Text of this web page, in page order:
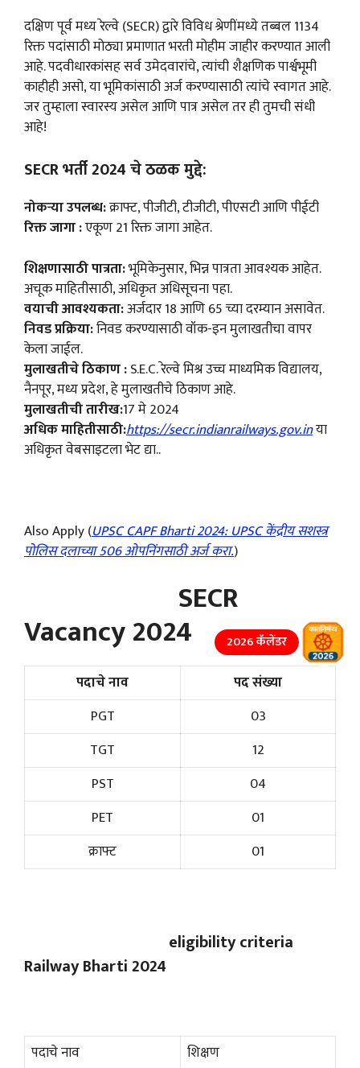
दक्षिण पूर्व मध्य रेल्वे (SECR) द्वारे विविध श्रेणींमध्ये तब्बल 1134
रिक्त पदांसाठी मोठ्या प्रमाणात भरती मोहीम जाहीर करण्यात आली
आहे. पदवीधारकांसह सर्व उमेदवारांचे, त्यांची शैक्षणिक पार्श्वभूमी
काहीही असो, या भूमिकांसाठी अर्ज करण्यासाठी त्यांचे स्वागत आहे.
जर तुम्हाला स्वारस्य असेल आणि पात्र असेल तर ही तुमची संधी
आहे!
SECR भर्ती 2024 चे ठळक मुद्दे:
नोकऱ्या उपलब्ध:क्राफ्ट, पीजीटी, टीजीटी, पीएसटी आणि पीईटी
रिक्त जागा :एकूण 21 रिक्त जागा आहेत.
शिक्षणासाठी पात्रता:भूमिकेनुसार, भिन्न पात्रता आवश्यक आहेत.
अचूक माहितीसाठी, अधिकृत अधिसूचना पहा.
वयाची आवश्यकता:अर्जदार 18 आणि 65 च्या दरम्यान असावेत.
निवड प्रक्रिया:निवड करण्यासाठी वॉक-इन मुलाखतीचा वापर
केला जाईल.
मुलाखतीचे ठिकाण :S.E.C. रेल्वे मिश्र उच्च माध्यमिक विद्यालय,
नैनपूर, मध्य प्रदेश, हे मुलाखतीचे ठिकाण आहे.
मुलाखतीची तारीख:17 मे 2024
अधिक माहितीसाठी:https://secr.indianrailways.gov.inया
अधिकृत वेबसाइटला भेट द्या..
Also Apply (UPSC CAPF Bharti 2024: UPSC केंद्रीय सशस्त्र
पोलिस दलाच्या 506 ओपनिंगसाठी अर्ज करा.)
SECR
Vacancy 2024
पदाचे नाव
पद संख्या
PGT
03
TGT
12
PST
04
PET
01
क्राफ्ट
01
eligibility criteria
Railway Bharti 2024
पदाचे नाव शिक्षण
2026 कॅलेंडर